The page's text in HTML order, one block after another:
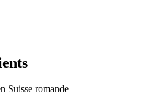
Suisse romande